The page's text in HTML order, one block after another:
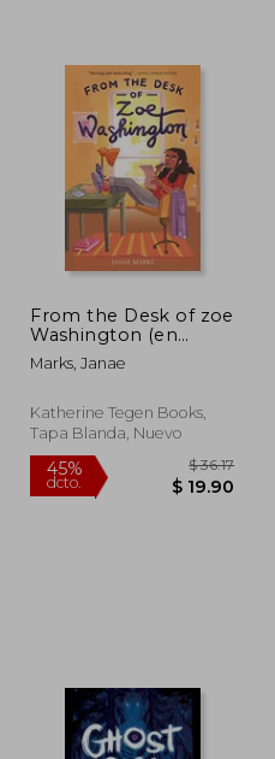
45%
dcto.
From the Desk of zoe
Washington (en
Inglés)
Marks, Janae
Katherine Tegen Books,
Tapa Blanda, Nuevo
45%
dcto.